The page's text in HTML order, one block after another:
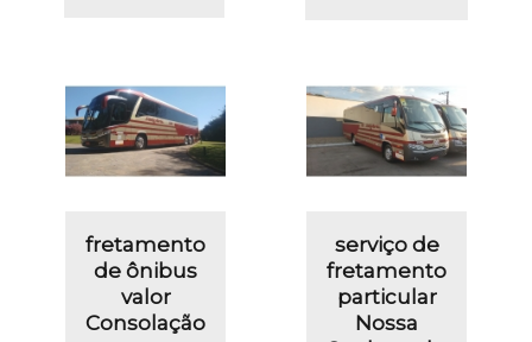
fretamento
de ônibus
valor
Consolação
serviço de
fretamento
particular
Nossa